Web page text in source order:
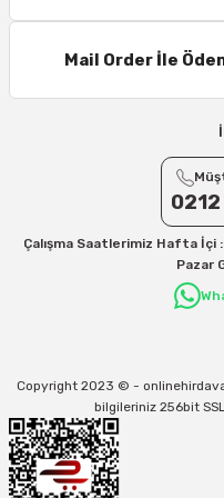
16 – 20 Desi/Kg= 307,50 TL- 371,80
21 – 25 Desi/Kg= 357,90 TL-- 397,40
Yurtiçi Kargo için 30 Desi sonrası
Aras Kargo için 30 Desi sonrası her
Kargo ve teslimat süreçleriyle ilgili
31/12/2026 Tarihine Kadar
Mail Order İle
Çalışma Saatlerimiz Hafta
Pazar
Copyright 2023 © -
bilgileriniz 256bit